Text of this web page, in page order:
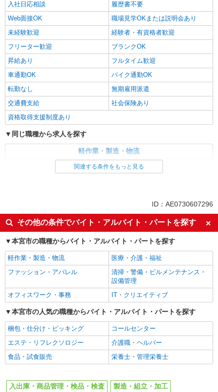
入社日応相談
履歴書不要
Web面接OK
職場見学OKまたは説明会あり
未経験歓迎
経験者・有資格者歓迎
フリーター歓迎
ブランクOK
昇給あり
フルタイム歓迎
車通勤OK
バイク通勤OK
転勤なし
無期雇用派遣
交通費支給
社会保険あり
資格取得支援制度あり
同じ職種から求人を探す
軽作業・製造・物流
入出庫・商品管理・検品・検査
製造・組立・加工
交通費支給
社会保険あり
関連する条件をもっと見る
ID：AE0730607296
その他の条件でバイト・アルバイト・パートを探す
本宮市の職種からバイト・アルバイト・パートを探す
軽作業・製造・物流
医療・介護・福祉
ファッション・アパレル
清掃・警備・ビルメンテナンス・
設備管理
オフィスワーク・事務
IT・クリエイティブ
本宮市の人気の職種からバイト・アルバイト・パートを探す
梱包・仕分け・ピッキング
コールセンター
エステ・リフレクソロジー
介護職・ヘルパー
食品・試食販売
栄養士・管理栄養士
入出庫・商品管理・検品・検査
製造・組立・加工